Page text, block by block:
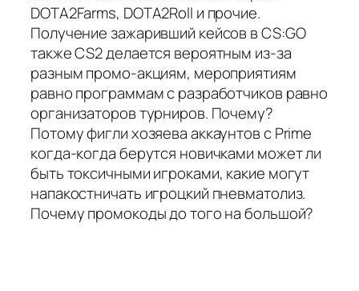
DOTA2Farms, DOTA2Roll и прочие.
Получение зажаривший кейсов в CS:GO
также CS2 делается вероятным из-за
разным промо-акциям, мероприятиям
равно программам с разработчиков равно
организаторов турниров. Почему?
Потому фигли хозяева аккаунтов с Prime
когда-когда берутся новичками может ли
быть токсичными игроками, какие могут
напакостничать игроцкий пневматолиз.
Почему промокоды до того на большой?